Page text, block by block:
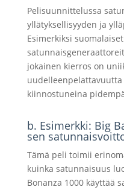
Pelisuunnittelussa
yllätyksellisyyden ja
Esimerkiksi
jokainen kierros on
kiinnostuneina
b. Esimerkki: Big
sen
Tämä peli toimii
kuinka satunnaisuus
Bonanza 1000 käyttää